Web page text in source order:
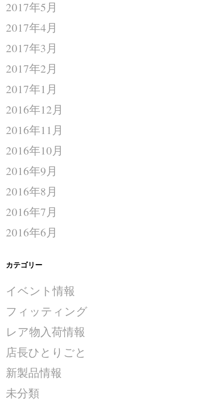
2017年5月
2017年4月
2017年3月
2017年2月
2017年1月
2016年12月
2016年11月
2016年10月
2016年9月
2016年8月
2016年7月
2016年6月
カテゴリー
イベント情報
フィッティング
レア物入荷情報
店長ひとりごと
新製品情報
未分類